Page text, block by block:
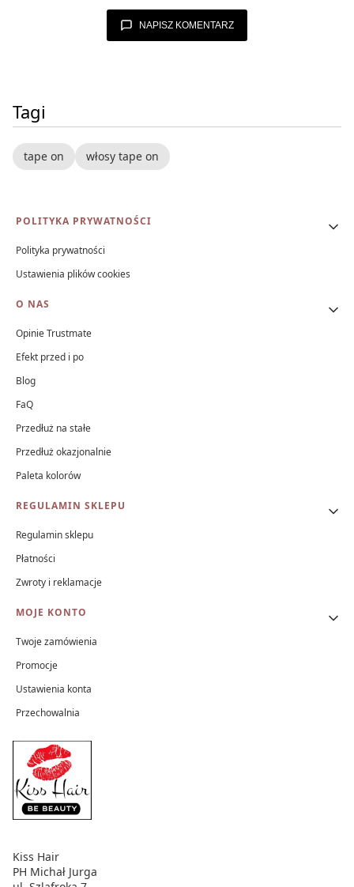
NAPISZ KOMENTARZ
Tagi
tape on włosy tape on
Linki w stopce
POLITYKA PRYWATNOŚCI
Polityka prywatności
Ustawienia plików cookies
O NAS
Opinie Trustmate
Efekt przed i po
Blog
FaQ
Przedłuż na stałe
Przedłuż okazjonalnie
Paleta kolorów
REGULAMIN SKLEPU
Regulamin sklepu
Płatności
Zwroty i reklamacje
MOJE KONTO
Twoje zamówienia
Promocje
Ustawienia konta
Przechowalnia
Kiss Hair
PH Michał Jurga